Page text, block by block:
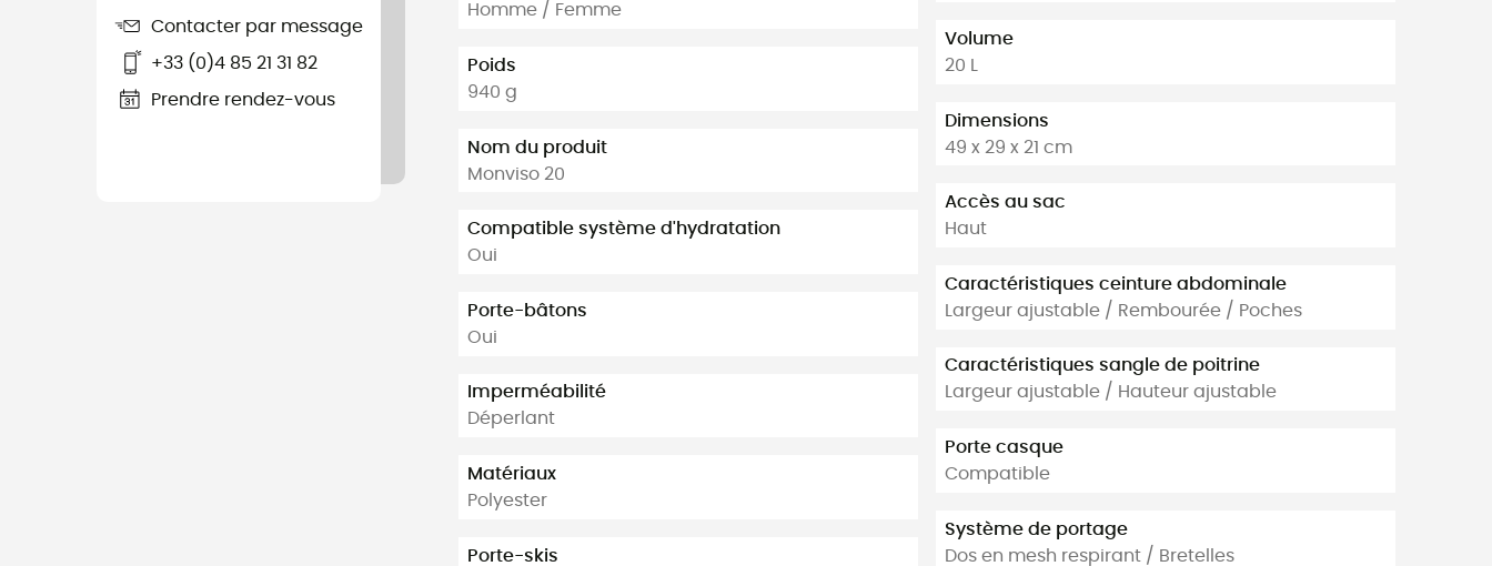
Contacter par message
+33 (0)4 85 21 31 82
Prendre rendez-vous
Homme / Femme
Poids
940 g
Nom du produit
Monviso 20
Compatible système d'hydratation
Oui
Porte-bâtons
Oui
Imperméabilité
Déperlant
Matériaux
Polyester
Porte-skis
Volume
20 L
Dimensions
49 x 29 x 21 cm
Accès au sac
Haut
Caractéristiques ceinture abdominale
Largeur ajustable / Rembourée / Poches
Caractéristiques sangle de poitrine
Largeur ajustable / Hauteur ajustable
Porte casque
Compatible
Système de portage
Dos en mesh respirant / Bretelles